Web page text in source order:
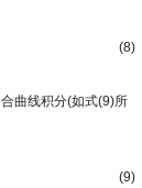
(8)
曲线积分(如式(9)所
(9)